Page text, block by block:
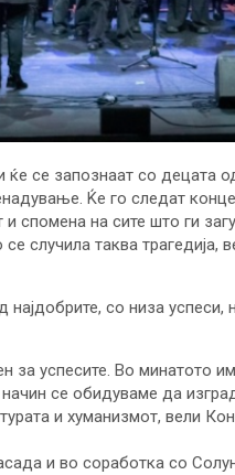
се запознаат со децата
Ќе го следат
на сите што ги
случила таква трагедија,
со низа успеси,
за успесите. Во минатото
се обидуваме да
и хуманизмот, вели
и во соработка со